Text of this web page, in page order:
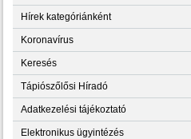
Hírek kategóriánként
Koronavírus
Keresés
Tápiószőlősi Híradó
Adatkezelési tájékoztató
Elektronikus ügyintézés